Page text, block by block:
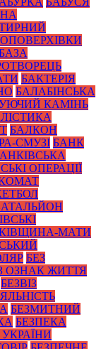
БАКТЕРІЯ
БАЛАБІНСЬКА
КАМІНЬ
БАЛКОН
СМУЗІ БАНК
ОПЕРАЦІЇ
МАТИ
БЕЗ
ОЗНАК ЖИТТЯ
БЕЗВІЗ
БЕЗМИТНИЙ
БЕЗПЕКА